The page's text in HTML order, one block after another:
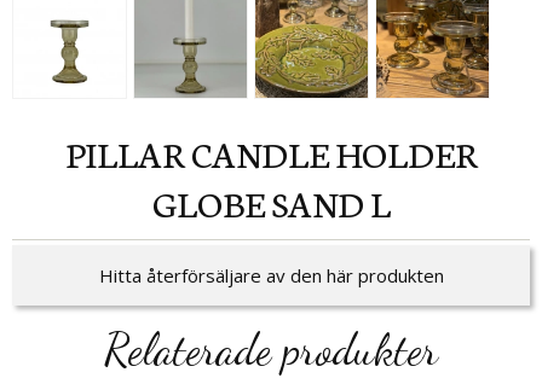
PILLAR CANDLE HOLDER
GLOBE SAND L
Hitta återförsäljare av den här produkten
Relaterade produkter